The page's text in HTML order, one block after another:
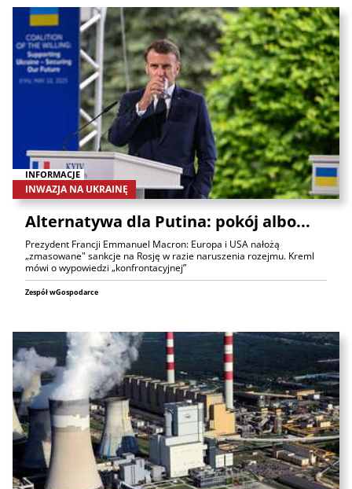
INFORMACJE
INWAZJA NA UKRAINĘ
Alternatywa dla Putina: pokój albo...
Prezydent Francji Emmanuel Macron: Europa i USA nałożą
„zmasowane" sankcje na Rosję w razie naruszenia rozejmu. Kreml
mówi o wypowiedzi „konfrontacyjnej”
Zespół wGospodarce